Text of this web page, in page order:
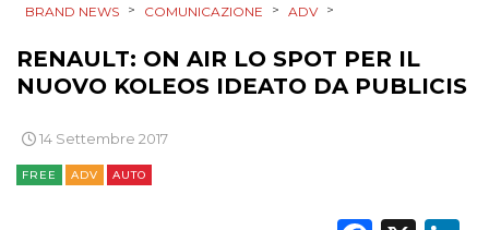
DATI
RICERCHE
NORMATIVE
BRAND NEWS > COMUNICAZIONE > ADV >
RENAULT: ON AIR LO SPOT PER IL
NUOVO KOLEOS IDEATO DA PUBLICIS
14 Settembre 2017
FREE ADV AUTO